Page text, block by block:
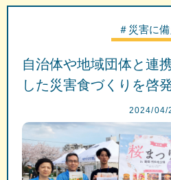
＃災害に
自治体や地域団体と連
した災害食づくりを啓
2024/04/